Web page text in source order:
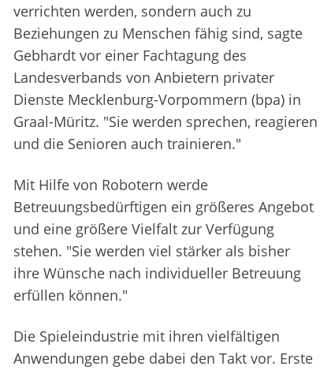
verrichten werden, sondern auch zu
Beziehungen zu Menschen fähig sind, sagte
Gebhardt vor einer Fachtagung des
Landesverbands von Anbietern privater
Dienste Mecklenburg-Vorpommern (bpa) in
Graal-Müritz. "Sie werden sprechen, reagieren
und die Senioren auch trainieren."
Mit Hilfe von Robotern werde
Betreuungsbedürftigen ein größeres Angebot
und eine größere Vielfalt zur Verfügung
stehen. "Sie werden viel stärker als bisher
ihre Wünsche nach individueller Betreuung
erfüllen können."
Die Spieleindustrie mit ihren vielfältigen
Anwendungen gebe dabei den Takt vor. Erste